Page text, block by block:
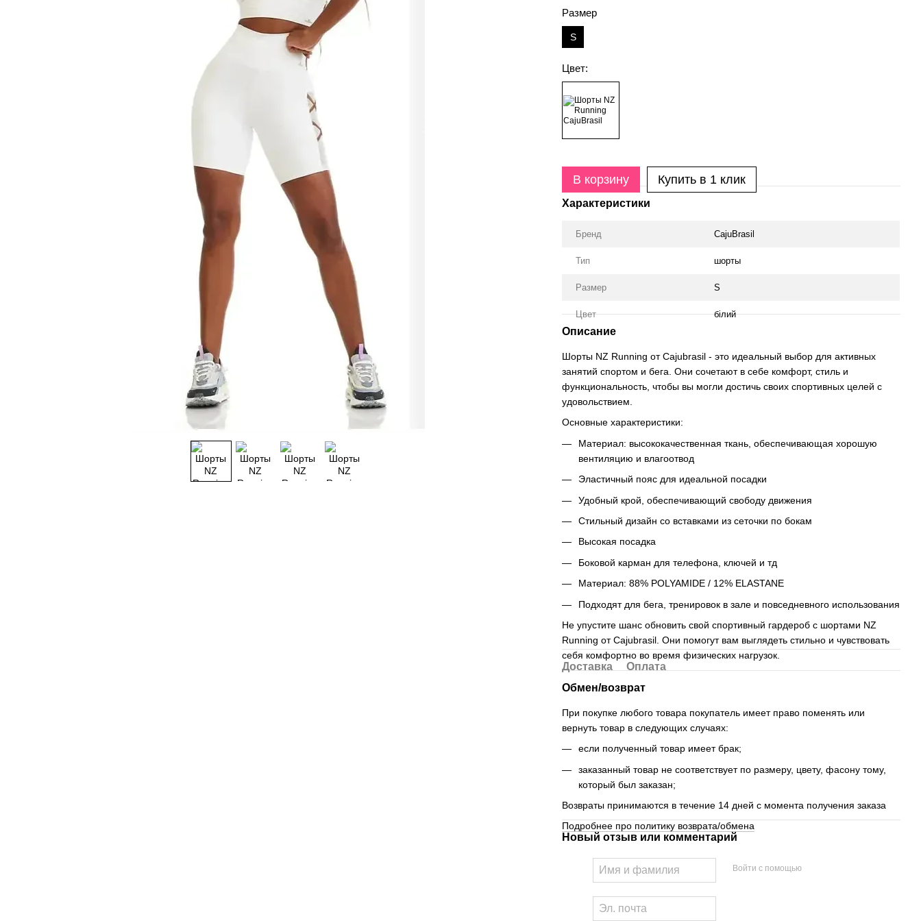
Размер
S
Цвет:
В корзину Купить в 1 клик
Характеристики
Бренд CajuBrasil
Тип шорты
Размер S
Цвет білий
Описание
Шорты NZ Running от Cajubrasil - это идеальный выбор для активных
занятий спортом и бега. Они сочетают в себе комфорт, стиль и
функциональность, чтобы вы могли достичь своих спортивных целей с
удовольствием.
Основные характеристики:
Материал: высококачественная ткань, обеспечивающая хорошую
вентиляцию и влагоотвод
Эластичный пояс для идеальной посадки
Удобный крой, обеспечивающий свободу движения
Стильный дизайн со вставками из сеточки по бокам
Высокая посадка
Боковой карман для телефона, ключей и тд
Материал: 88% POLYAMIDE / 12% ELASTANE
Подходят для бега, тренировок в зале и повседневного использования
Не упустите шанс обновить свой спортивный гардероб с шортами NZ
Running от Cajubrasil. Они помогут вам выглядеть стильно и чувствовать
себя комфортно во время физических нагрузок.
Доставка
Оплата
Обмен/возврат
При покупке любого товара покупатель имеет право поменять или
вернуть товар в следующих случаях:
если полученный товар имеет брак;
заказанный товар не соответствует по размеру, цвету, фасону тому,
который был заказан;
Возвраты принимаются в течение 14 дней с момента получения заказа
Подробнее про политику возврата/обмена
Новый отзыв или комментарий
Войти с помощью